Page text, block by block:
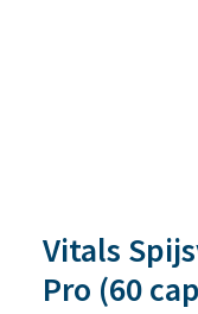
Vitals
Pro (60